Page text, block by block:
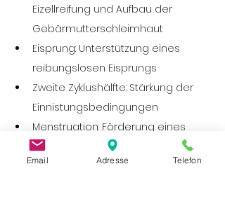
Eizellreifung und Aufbau der
Gebärmutterschleimhaut
Eisprung: Unterstützung eines
reibungslosen Eisprungs
Zweite Zyklushälfte: Stärkung der
Einnistungsbedingungen
Menstruation: Förderung eines
vollständigen Blutabflusses
Auch die Begleitung bei IVF-
Email Adresse Telefon